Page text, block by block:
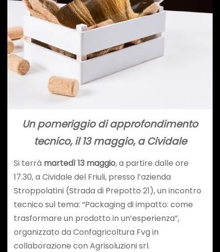
Un pomeriggio di approfondimento
tecnico, il 13 maggio, a Cividale
Si terrà martedì 13 maggio, a partire dalle ore
17.30, a Cividale del Friuli, presso l’azienda
Stroppolatini (Strada di Prepotto 21), un incontro
tecnico sul tema: “Packaging di impatto: come
trasformare un prodotto in un’esperienza”,
organizzato da Confagricoltura Fvg in
collaborazione con Agrisoluzioni srl.